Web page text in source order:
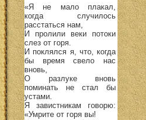
«Я не мало плакал,
когда случилось
расстаться нам,
И пролили веки потоки
слез от горя.
И поклялся я, что, когда
бы время свело нас
вновь,
О разлуке вновь
поминать не стал бы
устами.
Я завистникам говорю:
«Умрите от горя вы!